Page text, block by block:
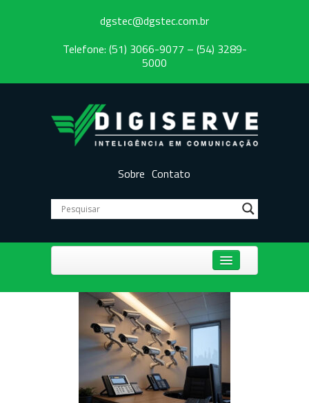
dgstec@dgstec.com.br
Telefone: (51) 3066-9077 – (54) 3289-
5000
Sobre Contato
PABX em Nuvem (cloud)
3CX
Câmeras para CFTV
WhatsApp Multiusuário